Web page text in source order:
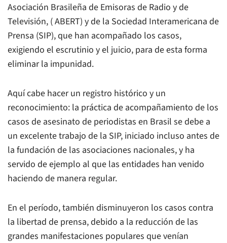
Asociación Brasileña de Emisoras de Radio y de
Televisión, ( ABERT) y de la Sociedad Interamericana de
Prensa (SIP), que han acompañado los casos,
exigiendo el escrutinio y el juicio, para de esta forma
eliminar la impunidad.
Aquí cabe hacer un registro histórico y un
reconocimiento: la práctica de acompañamiento de los
casos de asesinato de periodistas en Brasil se debe a
un excelente trabajo de la SIP, iniciado incluso antes de
la fundación de las asociaciones nacionales, y ha
servido de ejemplo al que las entidades han venido
haciendo de manera regular.
En el período, también disminuyeron los casos contra
la libertad de prensa, debido a la reducción de las
grandes manifestaciones populares que venían